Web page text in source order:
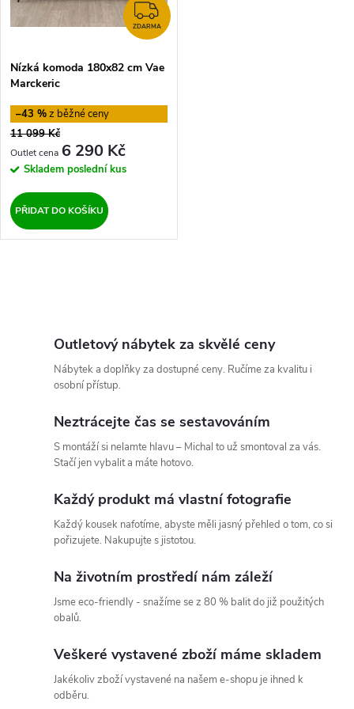
r
o
d
u
k
s
p
r
o
d
u
ZDARMA
ZDARMA
Nízká komoda 180x82 cm Vae
Marckeric
–43 %
11 099 Kč
6 290 Kč
Skladem poslední kus
PŘIDAT DO KOŠÍKU
Outletový nábytek za skvělé ceny
Nábytek a doplňky za dostupné ceny. Ručíme za kvalitu i
osobní přístup.
Neztrácejte čas se sestavováním
S montáží si nelamte hlavu – Michal to už smontoval za vás.
Stačí jen vybalit a máte hotovo.
Každý produkt má vlastní fotografie
Každý kousek nafotíme, abyste měli jasný přehled o tom, co si
pořizujete. Nakupujte s jistotou.
Na životním prostředí nám záleží
Jsme eco-friendly - snažíme se z 80 % balit do již použitých
obalů.
Veškeré vystavené zboží máme skladem
Jakékoliv zboží vystavené na našem e-shopu je ihned k
odběru.